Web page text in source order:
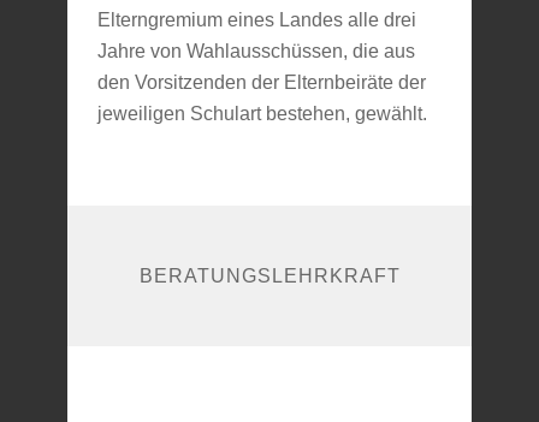
Elterngremium eines Landes alle drei
Jahre von Wahlausschüssen, die aus
den Vorsitzenden der Elternbeiräte der
jeweiligen Schulart bestehen, gewählt.
BERATUNGSLEHRKRAFT